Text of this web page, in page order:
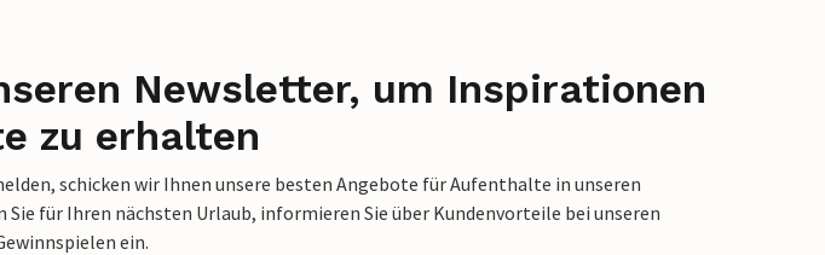
Newsletter, um Inspirationen
zu erhalten
schicken wir Ihnen unsere besten Angebote für Aufenthalte in unseren
für Ihren nächsten Urlaub, informieren Sie über Kundenvorteile bei unseren
ein.